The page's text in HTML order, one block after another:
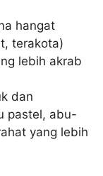
hangat
terakota)
lebih akrab
dan
pastel, abu-
yang lebih